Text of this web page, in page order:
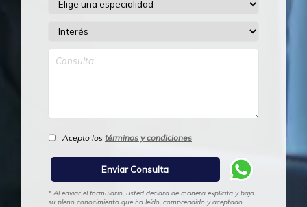
Acepto los términos y condiciones
* Al enviar el formulario, usted declara de manera explícita y bajo
su pleno conocimiento que ha leído, comprendido y aceptado